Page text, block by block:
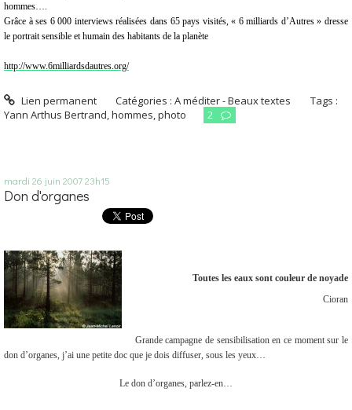
hommes….
Grâce à ses 6 000 interviews réalisées dans 65 pays visités, « 6 milliards d’Autres » dresse
le portrait sensible et humain des habitants de la planète
http://www.6milliardsdautres.org/
Lien permanent Catégories :A méditer - Beaux textes
Tags :
Yann Arthus Bertrand,hommes,photo 2
mardi 26 juin 200723h15
Don d'organes
Toutes les eaux sont couleur de noyade
Cioran
Grande campagne de sensibilisation en ce moment sur le
don d’organes, j’ai une petite doc que je dois diffuser, sous les yeux…
Le don d’organes, parlez-en…